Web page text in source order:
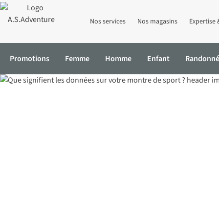
Nos services Nos magasins Expertise
Promotions Femme Homme Enfant